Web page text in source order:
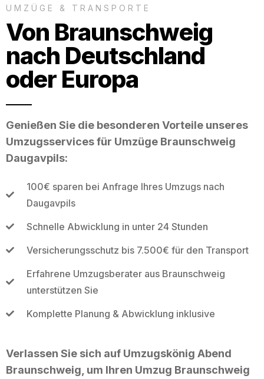
UMZÜGE & TRANSPORTE
Von Braunschweig
nach Deutschland
oder Europa
Genießen Sie die besonderen Vorteile unseres
Umzugsservices für Umzüge Braunschweig
Daugavpils:
100€ sparen bei Anfrage Ihres Umzugs nach
Daugavpils
Schnelle Abwicklung in unter 24 Stunden
Versicherungsschutz bis 7.500€ für den Transport
Erfahrene Umzugsberater aus Braunschweig
unterstützen Sie
Komplette Planung & Abwicklung inklusive
Verlassen Sie sich auf Umzugskönig Abend
Braunschweig, um Ihren Umzug Braunschweig